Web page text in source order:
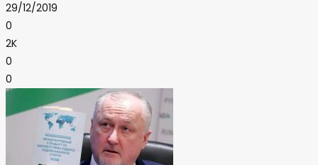
29/12/2019
0
2K
0
0